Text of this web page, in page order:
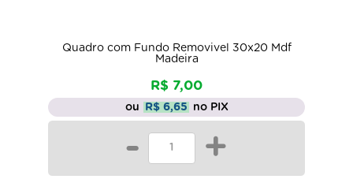
Quadro com Fundo Removivel 30x20 Mdf
Madeira
R$ 7,00
ou R$ 6,65 no PIX
- +